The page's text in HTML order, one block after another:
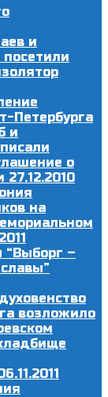
и
Петербурга
и
о
на
“Выборг –
возложило